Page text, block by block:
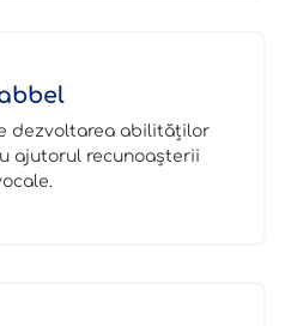
dezvoltarea abilităților
ajutorul recunoașterii